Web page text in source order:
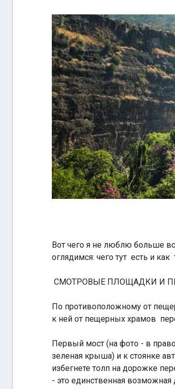
Вот чего я не люблю больше
оглядимся: чего тут есть и как
СМОТРОВЫЕ ПЛОЩАДКИ И
По противоположному от
к ней от пещерных храмов
Первый мост (на фото - в
зеленая крыша) и к стоянке
избегнете толп на дорожке
- это единственная возможная